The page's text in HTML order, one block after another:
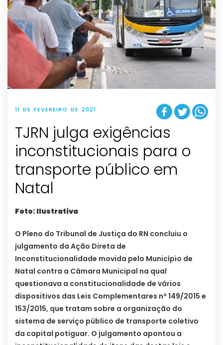
11 DE FEVEREIRO DE 2021
TJRN julga exigências
inconstitucionais para o
transporte público em
Natal
Foto: Ilustrativa
O Pleno do Tribunal de Justiça do RN concluiu o
julgamento da Ação Direta de
Inconstitucionalidade movida pelo Município de
Natal contra a Câmara Municipal na qual
questionava a constitucionalidade de vários
dispositivos das Leis Complementares nº 149/2015 e
153/2015, que tratam sobre a organização do
sistema de serviço público de transporte coletivo
da capital potiguar. O julgamento apontou a